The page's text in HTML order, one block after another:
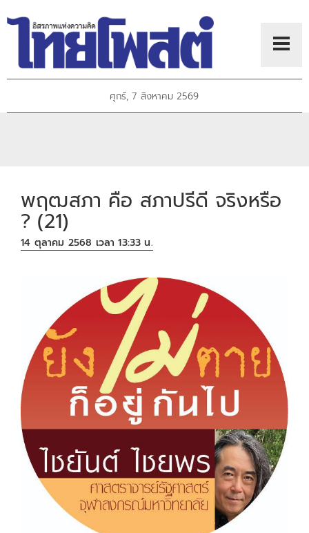
ศุกร์, 7 สิงหาคม 2569
พฤฒสภา คือ สภาปรีดี จริงหรือ
? (21)
14 ตุลาคม 2568 เวลา 13:33 น.